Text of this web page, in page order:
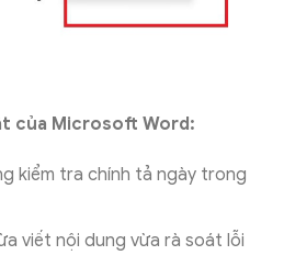
của Microsoft Word:
kiểm tra chính tả ngày trong
viết nội dung vừa rà soát lỗi